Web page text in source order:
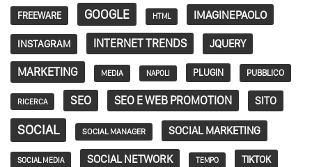
FREEWARE GOOGLE HTML IMAGINEPAOLO
INSTAGRAM INTERNET TRENDS JQUERY
MARKETING MEDIA NAPOLI PLUGIN PUBBLICO
RICERCA SEO SEO E WEB PROMOTION SITO
SOCIAL SOCIAL MANAGER SOCIAL MARKETING
SOCIAL MEDIA SOCIAL NETWORK TEMPO TIKTOK